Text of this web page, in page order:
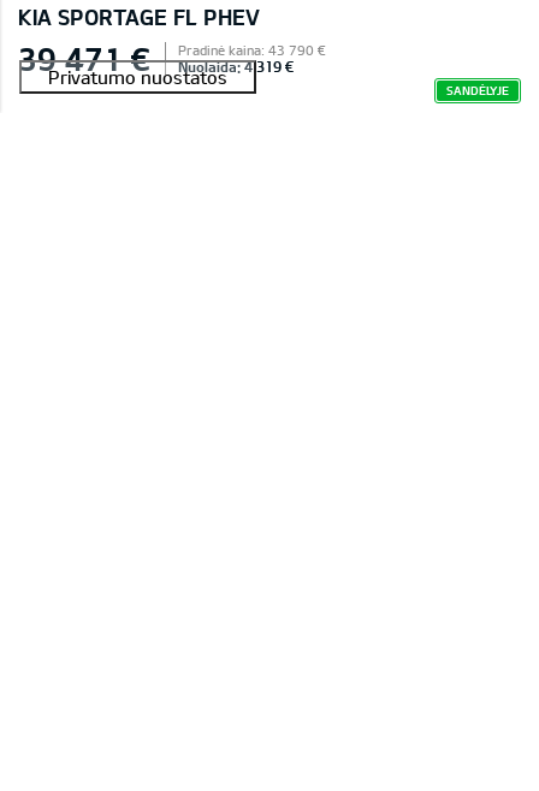
KIA SPORTAGE FL PHEV
39 471 € Pradinė kaina: 43 790 €
Nuolaida: 4 319 €
SANDĖLYJE